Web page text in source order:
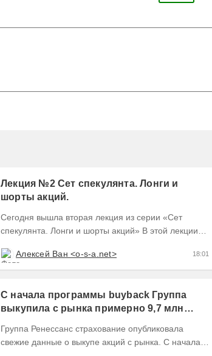
Лекция №2 Сет спекулянта. Лонги и
шорты акций.
Сегодня вышла вторая лекция из серии «Сет
спекулянта. Лонги и шорты акций» В этой лекции
Алексей Ван <o-s-a.net>
18:01
С начала программы buyback Группа
выкупила с рынка примерно 9,7 млн
Группа Ренессанс страхование опубликовала
свежие данные о выкупе акций с рынка. C начала